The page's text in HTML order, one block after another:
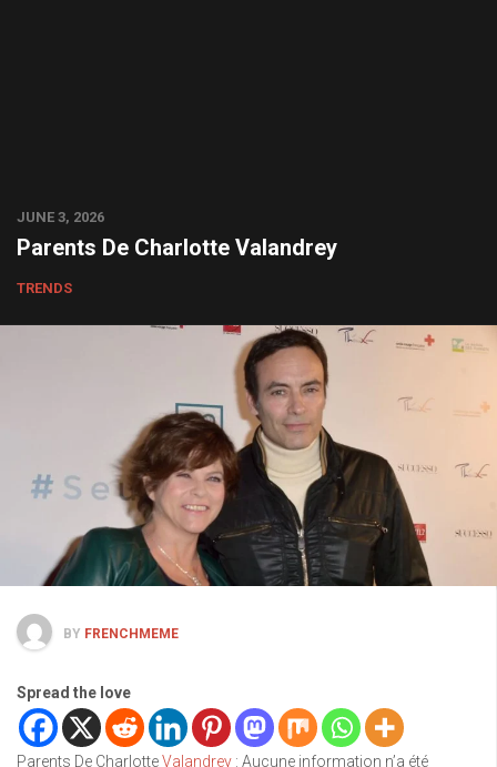
JUNE 3, 2026
Parents De Charlotte Valandrey
TRENDS
BY FRENCHMEME
Spread the love
Parents De CharlotteValandrey : Aucune information n’a été